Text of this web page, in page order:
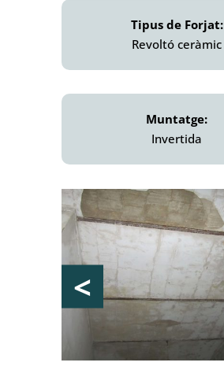
Tipus de Forjat:
Revoltó ceràmic
Muntatge:
Invertida
<